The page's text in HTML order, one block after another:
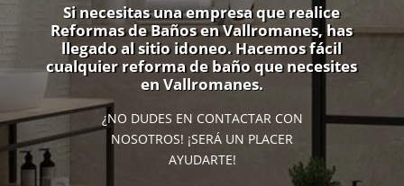
Si necesitas una empresa que realice
Reformas de Baños en Vallromanes, has
llegado al sitio idoneo. Hacemos fácil
cualquier reforma de baño que necesites
en Vallromanes.
¿NO DUDES EN CONTACTAR CON
NOSOTROS! ¡SERÁ UN PLACER
AYUDARTE!